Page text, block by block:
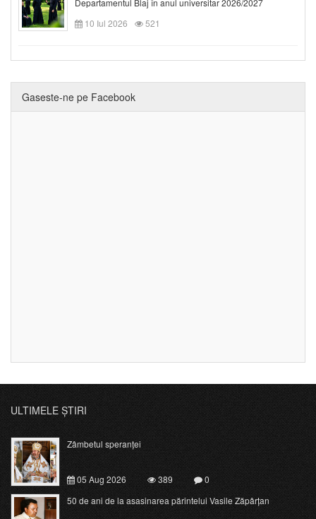
Departamentul Blaj în anul universitar 2026/2027
10 Iul 2026
521
Gaseste-ne pe Facebook
ULTIMELE ȘTIRI
Zâmbetul speranței
05 Aug 2026 389
0
50 de ani de la asasinarea părintelui Vasile Zăpârțan